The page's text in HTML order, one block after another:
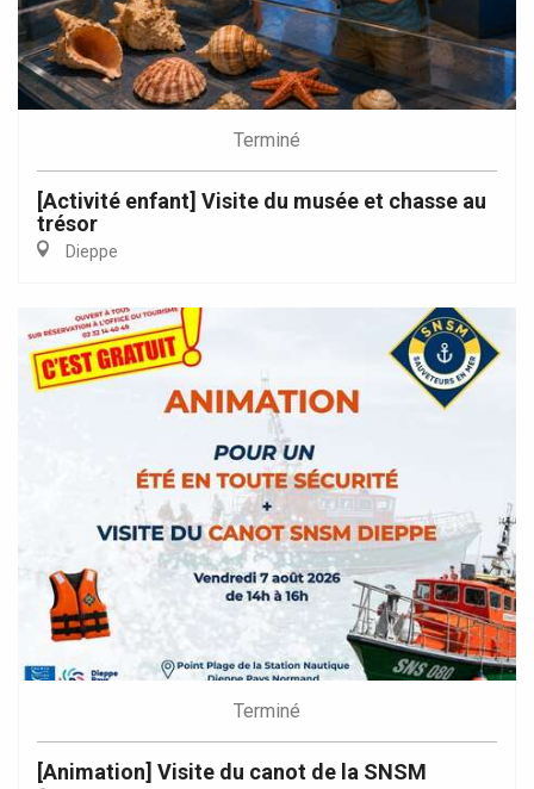
Terminé
[Activité enfant] Visite du musée et chasse au
trésor
Dieppe
Terminé
[Animation] Visite du canot de la SNSM